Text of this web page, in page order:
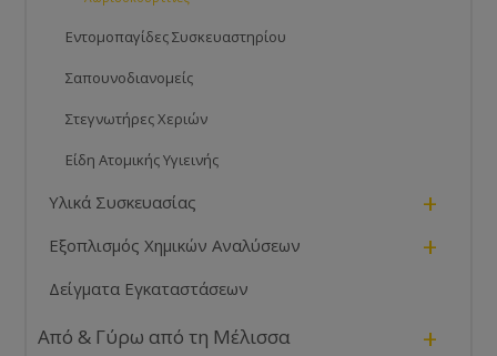
Εντομοπαγίδες Συσκευαστηρίου
Σαπουνοδιανομείς
Στεγνωτήρες Χεριών
Είδη Ατομικής Υγιεινής
Υλικά Συσκευασίας +
Εξοπλισμός Χημικών Αναλύσεων +
Δείγματα Εγκαταστάσεων
Από & Γύρω από τη Μέλισσα +